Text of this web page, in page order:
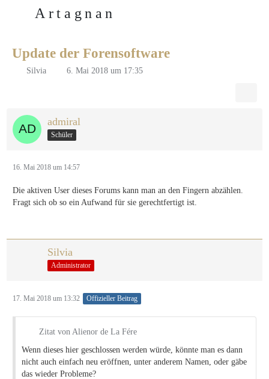
Artagnan
Fragen/Organisatorisches
Update der Forensoftware
Silvia 6. Mai 2018 um 17:35
admiral
Schüler
16. Mai 2018 um 14:57
Die aktiven User dieses Forums kann man an den Fingern abzählen.
Fragt sich ob so ein Aufwand für sie gerechtfertigt ist.
Silvia
Administrator
17. Mai 2018 um 13:32 Offizieller Beitrag
Zitat von Alienor de La Fére
Wenn dieses hier geschlossen werden würde, könnte man es dann
nicht auch einfach neu eröffnen, unter anderem Namen, oder gäbe
das wieder Probleme?